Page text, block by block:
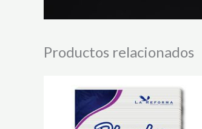
Productos relacionados